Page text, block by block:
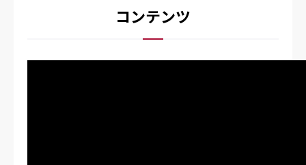
デザインシステムへの移行ビジョン
Chatbotの新機能利用方法
コンテンツ